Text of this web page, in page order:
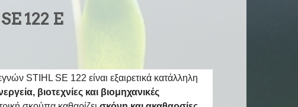
122 E
STIHL SE 122 είναι εξαιρετικά κατάλληλη
βιοτεχνίες και βιομηχανικές